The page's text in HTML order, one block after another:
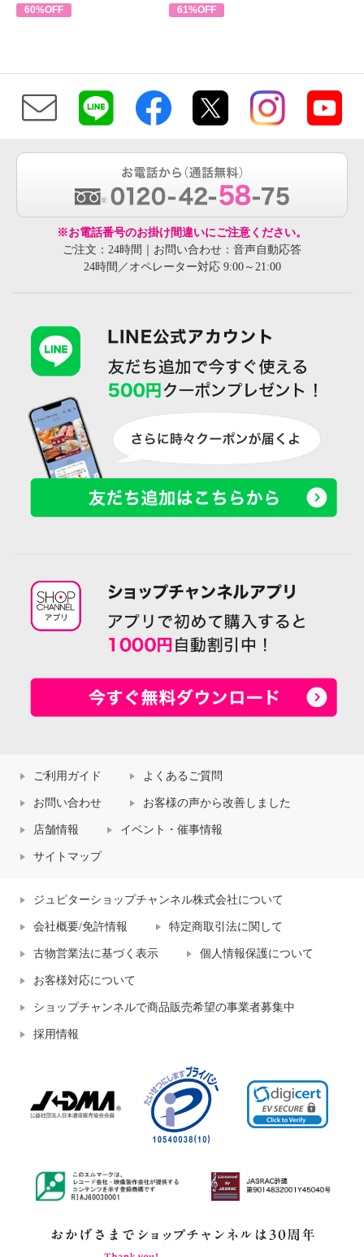
60%OFF 61%OFF
※お電話番号のお掛け間違いにご注意ください。
ご注文：24時間｜お問い合わせ：音声自動応答
24時間／オペレーター対応 9:00～21:00
ご利用ガイド よくあるご質問
お問い合わせ お客様の声から改善しました
店舗情報 イベント・催事情報
サイトマップ
ジュピターショップチャンネル株式会社について
会社概要/免許情報 特定商取引法に関して
古物営業法に基づく表示 個人情報保護について
お客様対応について
ショップチャンネルで商品販売希望の事業者募集中
採用情報